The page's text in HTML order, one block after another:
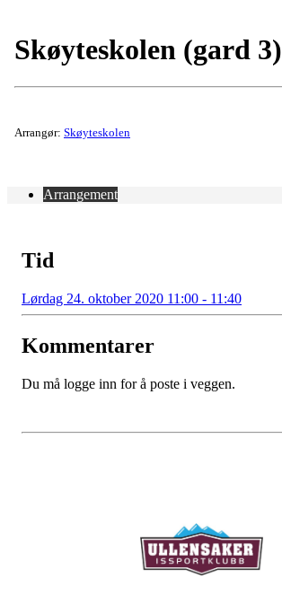
Skøyteskolen (gard 3)
Arrangør: Skøyteskolen
Arrangement
Tid
Lørdag 24. oktober 2020 11:00 - 11:40
Kommentarer
Du må logge inn for å poste i veggen.